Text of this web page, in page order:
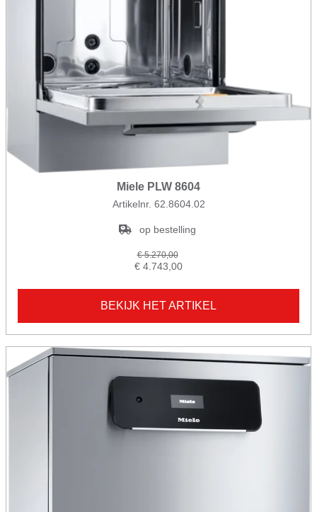
Miele PLW 8604
Artikelnr. 62.8604.02
op bestelling
€ 5.270,00
€ 4.743,00
BEKIJK HET ARTIKEL